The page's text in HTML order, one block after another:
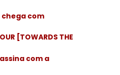
com
[TOWARDS THE
com a